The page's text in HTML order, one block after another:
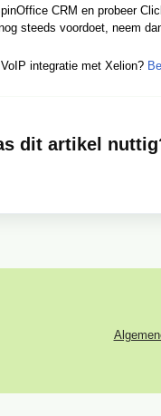
CRM en probeer
steeds voordoet, neem
integratie met Xelion?
dit artikel